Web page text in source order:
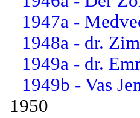
1947a -
1948a - dr.
1949a - dr.
1949b - Vas
1950